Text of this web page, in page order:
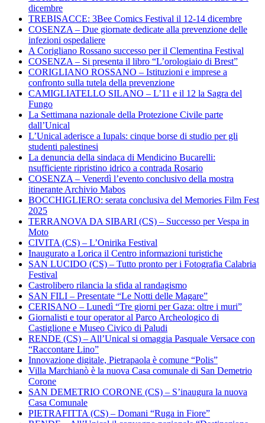
dicembre
TREBISACCE: 3Bee Comics Festival il 12-14 dicembre
COSENZA – Due giornate dedicate alla prevenzione delle
infezioni ospedaliere
A Corigliano Rossano successo per il Clementina Festival
COSENZA – Si presenta il libro “L’orologiaio di Brest”
CORIGLIANO ROSSANO – Istituzioni e imprese a
confronto sulla tutela della prevenzione
CAMIGLIATELLO SILANO – L’11 e il 12 la Sagra del
Fungo
La Settimana nazionale della Protezione Civile parte
dall’Unical
L’Unical aderisce a Iupals: cinque borse di studio per gli
studenti palestinesi
La denuncia della sindaca di Mendicino Bucarelli:
nsufficiente ripristino idrico a contrada Rosario
COSENZA – Venerdì l’evento conclusivo della mostra
itinerante Archivio Mabos
BOCCHIGLIERO: serata conclusiva del Memories Film Fest
2025
TERRANOVA DA SIBARI (CS) – Successo per Vespa in
Moto
CIVITA (CS) – L’Onirika Festival
Inaugurato a Lorica il Centro informazioni turistiche
SAN LUCIDO (CS) – Tutto pronto per i Fotografia Calabria
Festival
Castrolibero rilancia la sfida al randagismo
SAN FILI – Presentate “Le Notti delle Magare”
CERISANO – Lunedì “Tre giorni per Gaza: oltre i muri”
Giornalisti e tour operator al Parco Archeologico di
Castiglione e Museo Civico di Paludi
RENDE (CS) – All’Unical si omaggia Pasquale Versace con
“Raccontare Lino”
Innovazione digitale, Pietrapaola è comune “Polis”
Villa Marchianò è la nuova Casa comunale di San Demetrio
Corone
SAN DEMETRIO CORONE (CS) – S’inaugura la nuova
Casa Comunale
PIETRAFITTA (CS) – Domani “Ruga in Fiore”